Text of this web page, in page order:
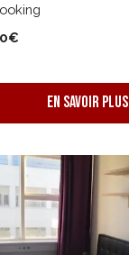
EN savoir plus